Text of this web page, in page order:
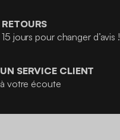
RETOURS
15 jours pour changer d’avis !
UN SERVICE CLIENT
à votre écoute